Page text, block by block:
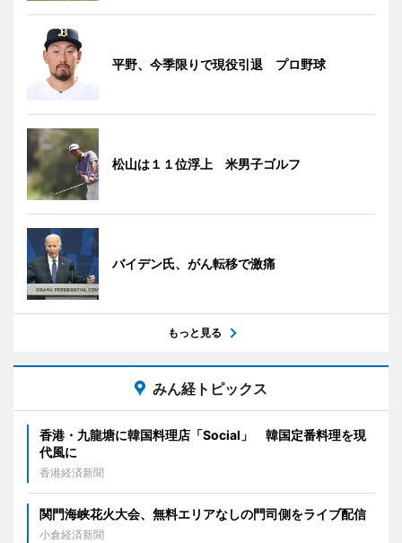
平野、今季限りで現役引退 プロ野球
松山は１１位浮上 米男子ゴルフ
バイデン氏、がん転移で激痛
もっと見る
みん経トピックス
香港・九龍塘に韓国料理店「Social」 韓国定番料理を現
代風に
香港経済新聞
関門海峡花火大会、無料エリアなしの門司側をライブ配信
小倉経済新聞